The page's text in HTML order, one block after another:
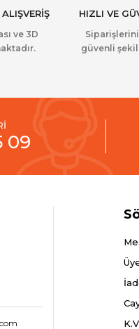
ve 3D
HIZLI VE
güvenli
09